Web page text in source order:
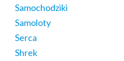
Samochodziki
Samoloty
Serca
Shrek